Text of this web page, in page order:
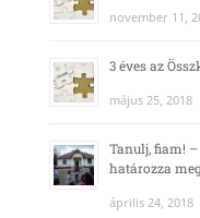
november 11,
3 éves az
május 25, 2018
Tanulj, fiam!
határozza
április 24, 2018